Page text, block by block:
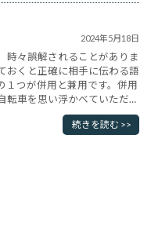
2024年5月18日
時々誤解されることがありま
おくと正確に相手に伝わる語
１つが併用と兼用です。併用
転車を思い浮かべていただく
ます。坂道などでは人力と電
されます。一方、兼用の例と
。併用も兼用も２つのものを
が、「使い･･･
続きを読む >>